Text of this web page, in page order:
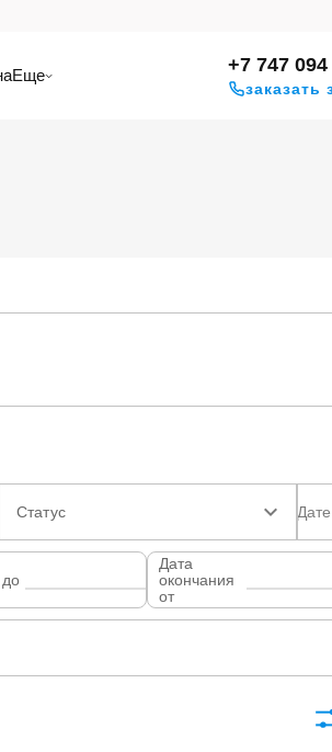
Еще +7 747
заказать
Статус
до
Дата
окончания
от